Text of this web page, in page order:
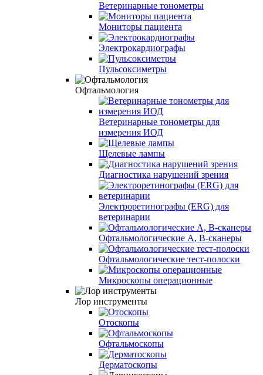
Ветеринарные тонометры
Мониторы пациента
Электрокардиографы
Пульсоксиметры
Офтальмология
Ветеринарные тонометры для
измерения ИОД
Щелевые лампы
Диагностика нарушений зрения
Электроретинографы (ERG) для
ветеринарии
Офтальмологические A, B-сканеры
Офтальмологические тест-полоски
Микроскопы операционные
Лор инструменты
Отоскопы
Офтальмоскопы
Дерматоскопы